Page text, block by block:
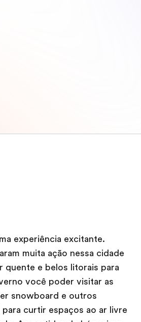
experiência excitante.
muita ação nessa cidade
quente e belos litorais para
você poder visitar as
snowboard e outros
curtir espaços ao ar livre